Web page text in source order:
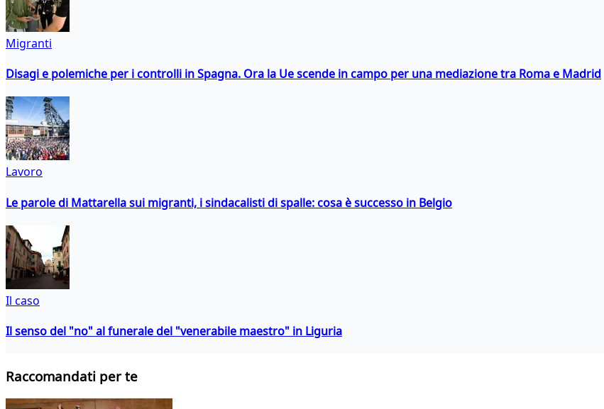
Migranti
Disagi e polemiche per i controlli in Spagna. Ora la Ue scende in campo per una mediazione tra Roma e Madrid
Lavoro
Le parole di Mattarella sui migranti, i sindacalisti di spalle: cosa è successo in Belgio
Il caso
Il senso del "no" al funerale del "venerabile maestro" in Liguria
Raccomandati per te